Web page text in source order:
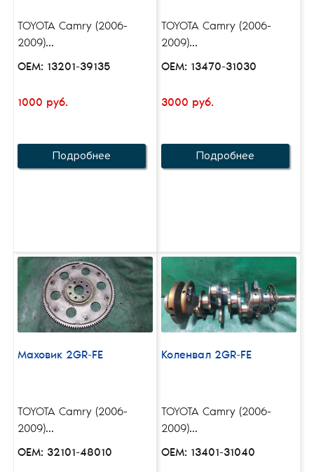
TOYOTA Camry (2006-
2009)...
OEM: 13201-39135
1000 руб.
Подробнее
TOYOTA Camry (2006-
2009)...
OEM: 13470-31030
3000 руб.
Подробнее
Маховик 2GR-FE
TOYOTA Camry (2006-
2009)...
OEM: 32101-48010
Коленвал 2GR-FE
TOYOTA Camry (2006-
2009)...
OEM: 13401-31040